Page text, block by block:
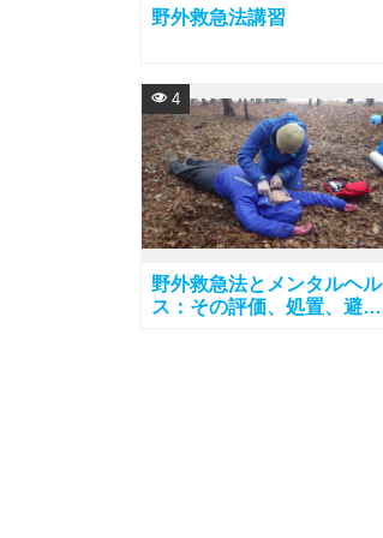
野外救急法講習
野外救急法とメンタルヘル
ス：その評価、処置、避難
4